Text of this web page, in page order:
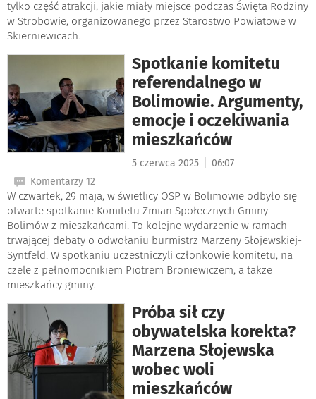
tylko część atrakcji, jakie miały miejsce podczas Święta Rodziny
w Strobowie, organizowanego przez Starostwo Powiatowe w
Skierniewicach.
Spotkanie komitetu
referendalnego w
Bolimowie. Argumenty,
emocje i oczekiwania
mieszkańców
5 czerwca 2025
06:07
Komentarzy 12
W czwartek, 29 maja, w świetlicy OSP w Bolimowie odbyło się
otwarte spotkanie Komitetu Zmian Społecznych Gminy
Bolimów z mieszkańcami. To kolejne wydarzenie w ramach
trwającej debaty o odwołaniu burmistrz Marzeny Słojewskiej-
Syntfeld. W spotkaniu uczestniczyli członkowie komitetu, na
czele z pełnomocnikiem Piotrem Broniewiczem, a także
mieszkańcy gminy.
Próba sił czy
obywatelska korekta?
Marzena Słojewska
wobec woli
mieszkańców